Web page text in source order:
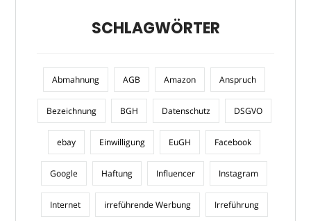
SCHLAGWÖRTER
Abmahnung AGB Amazon Anspruch
Bezeichnung BGH Datenschutz DSGVO
ebay Einwilligung EuGH Facebook
Google Haftung Influencer Instagram
Internet irreführende Werbung Irreführung